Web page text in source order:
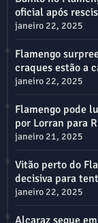
oficial após
janeiro 22, 2025
Flamengo
craques estão a
janeiro 22, 2025
Flamengo pode
por Lorran para
janeiro 21, 2025
Vitão perto do
decisiva para
janeiro 22, 2025
Alcaraz segue